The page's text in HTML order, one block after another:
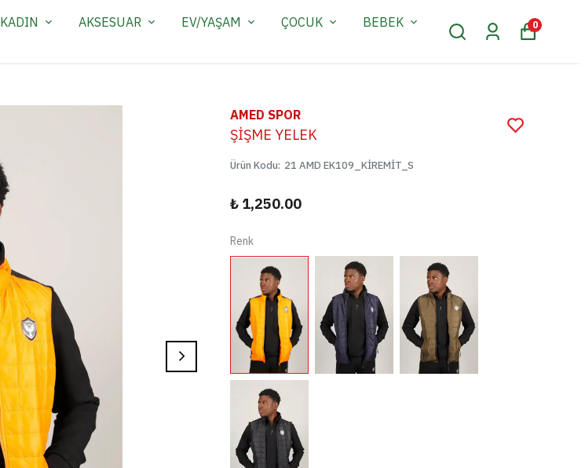
KADIN AKSESUAR EV/YAŞAM ÇOCUK BEBEK 0
AMED SPOR
ŞİŞME YELEK
Ürün Kodu: 21 AMD EK109_KİREMİT_S
₺ 1,250.00
Renk